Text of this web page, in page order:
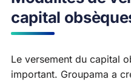
capital
Le versement du capital
important. Groupama a